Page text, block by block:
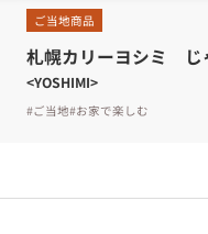
ご当地商品
札幌カリーヨシミ じ
<YOSHIMI>
#ご当地#お家で楽しむ